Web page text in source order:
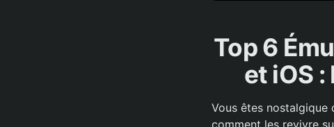
Top 6
et iOS
Vous êtes nostalgique
comment les revivre